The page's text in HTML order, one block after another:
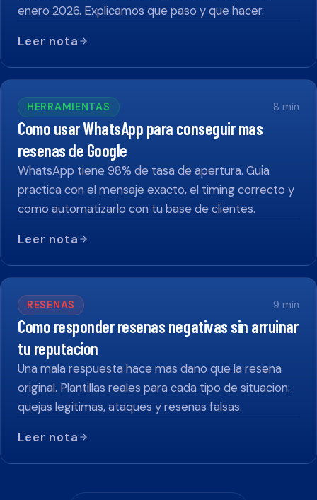
enero 2026. Explicamos que paso y que hacer.
Leer nota
HERRAMIENTAS 8 min
Como usar WhatsApp para conseguir mas
resenas de Google
WhatsApp tiene 98% de tasa de apertura. Guia
practica con el mensaje exacto, el timing correcto y
como automatizarlo con tu base de clientes.
Leer nota
RESENAS 9 min
Como responder resenas negativas sin arruinar
tu reputacion
Una mala respuesta hace mas dano que la resena
original. Plantillas reales para cada tipo de situacion:
quejas legitimas, ataques y resenas falsas.
Leer nota